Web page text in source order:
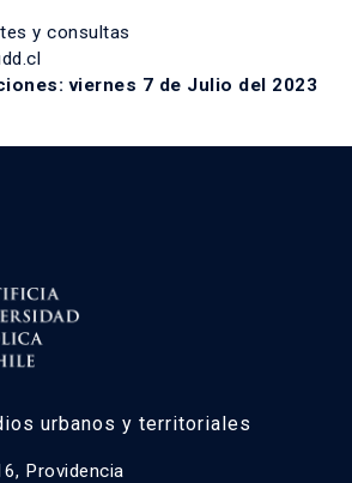
y consultas
viernes 7 de Julio del 2023
urbanos y territoriales
Providencia